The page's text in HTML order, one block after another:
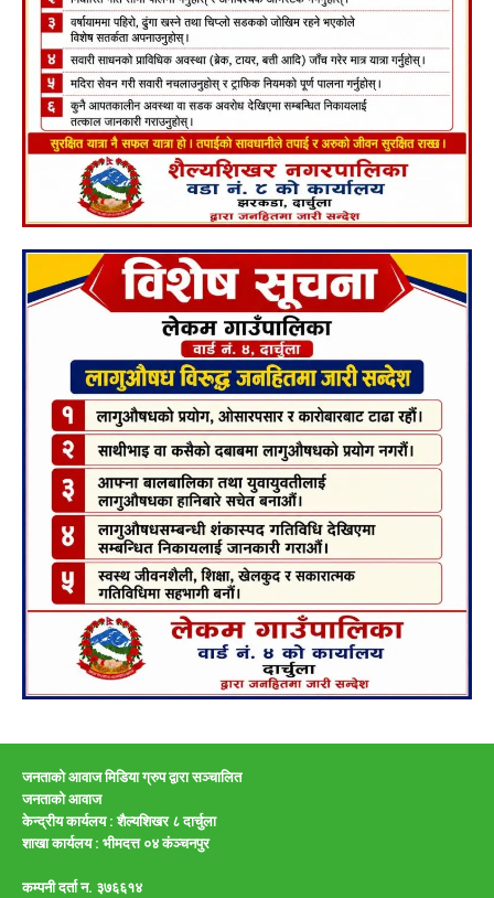
जनताको आवाज मिडिया ग्रुप द्वारा सञ्चालित
जनताको आवाज
केन्द्रीय कार्यलय : शैल्यशिखर ८ दार्चुला
शाखा कार्यलय : भीमदत्त ०४ कंञ्चनपुर
कम्पनी दर्ता न. ३७६६१४